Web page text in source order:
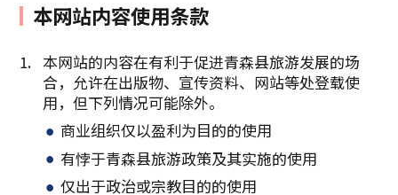
本网站内容使用条款
本网站的内容在有利于促进青森县旅游发展的场
合，允许在出版物、宣传资料、网站等处登载使
用，但下列情况可能除外。
商业组织仅以盈利为目的的使用
有悖于青森县旅游政策及其实施的使用
仅出于政治或宗教目的的使用
复制链接